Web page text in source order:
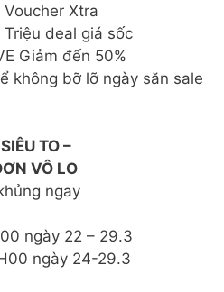
Voucher Xtra
Triệu deal giá sốc
Giảm đến 50%
không bỡ lỡ ngày săn sale
TO –
VÔ LO
ngay
ngày 22 – 29.3
ngày 24-29.3